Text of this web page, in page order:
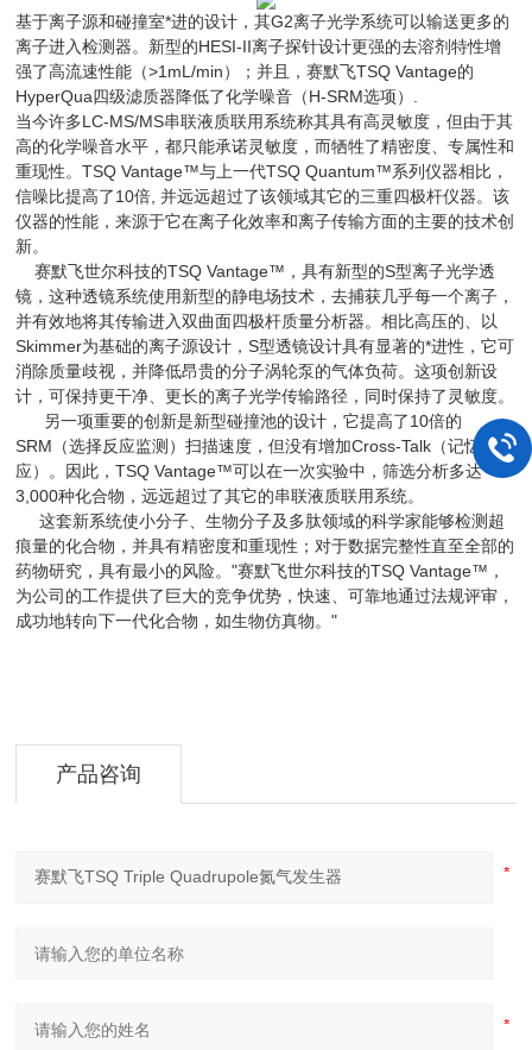
基于离子源和碰撞室*进的设计，其G2离子光学系统可以输送更多的
离子进入检测器。新型的HESI-II离子探针设计更强的去溶剂特性增
强了高流速性能（>1mL/min）；并且，赛默飞TSQ Vantage的
HyperQua四级滤质器降低了化学噪音（H-SRM选项）.
当今许多LC-MS/MS串联液质联用系统称其具有高灵敏度，但由于其
高的化学噪音水平，都只能承诺灵敏度，而牺牲了精密度、专属性和
重现性。TSQ Vantage™与上一代TSQ Quantum™系列仪器相比，
信噪比提高了10倍, 并远远超过了该领域其它的三重四极杆仪器。该
仪器的性能，来源于它在离子化效率和离子传输方面的主要的技术创
新。
赛默飞世尔科技的TSQ Vantage™，具有新型的S型离子光学透
镜，这种透镜系统使用新型的静电场技术，去捕获几乎每一个离子，
并有效地将其传输进入双曲面四极杆质量分析器。相比高压的、以
Skimmer为基础的离子源设计，S型透镜设计具有显著的*进性，它可
消除质量歧视，并降低昂贵的分子涡轮泵的气体负荷。这项创新设
计，可保持更干净、更长的离子光学传输路径，同时保持了灵敏度。
另一项重要的创新是新型碰撞池的设计，它提高了10倍的
SRM（选择反应监测）扫描速度，但没有增加Cross-Talk（记忆效
应）。因此，TSQ Vantage™可以在一次实验中，筛选分析多达
3,000种化合物，远远超过了其它的串联液质联用系统。
这套新系统使小分子、生物分子及多肽领域的科学家能够检测超
痕量的化合物，并具有精密度和重现性；对于数据完整性直至全部的
药物研究，具有最小的风险。"赛默飞世尔科技的TSQ Vantage™，
为公司的工作提供了巨大的竞争优势，快速、可靠地通过法规评审，
成功地转向下一代化合物，如生物仿真物。"
产品咨询